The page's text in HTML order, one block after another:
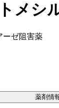
メシ
ーゼ阻害薬
薬剤情